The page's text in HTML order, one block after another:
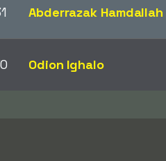
Abderrazak Hamdallah
Odion Ighalo